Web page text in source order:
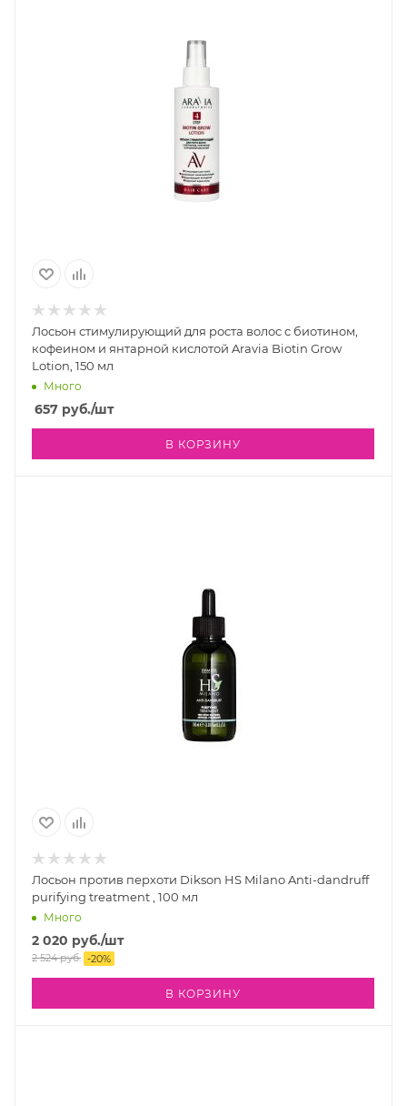
Лосьон стимулирующий для роста волос с биотином,
кофеином и янтарной кислотой Aravia Biotin Grow
Lotion, 150 мл
Много
657 руб./шт
В КОРЗИНУ
Лосьон против перхоти Dikson HS Milano Anti-dandruff
purifying treatment , 100 мл
Много
2 020 руб./шт
2 524руб. -20%
В КОРЗИНУ